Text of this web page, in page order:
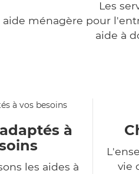
Les
aide ménagère pour
aide à
à
les aides à
vie